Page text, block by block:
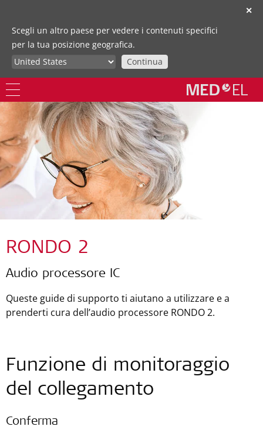
✕
Scegli un altro paese per vedere i contenuti specifici
per la tua posizione geografica.
Continua
RONDO 2
Audio processore IC
Queste guide di supporto ti aiutano a utilizzare e a
prenderti cura dell’audio processore RONDO 2.
Funzione di monitoraggio
del collegamento
Conferma